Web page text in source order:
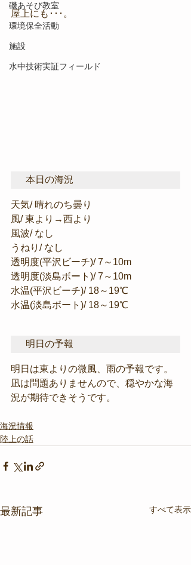
磯あそび教室
環境保全活動
施設
水中技術実証フィールド
屋上にも･･･。
本日の海況
天気/ 晴れのち曇り
風/ 東より→西より
風波/ なし
うねり/ なし
透明度(平沢ビーチ)/ 7～10m
透明度(淡島ボート)/ 7～10m
水温(平沢ビーチ)/ 18～19℃
水温(淡島ボート)/ 18～19℃
明日の予報
明日は東よりの微風、雨の予報です。
凪は問題ありませんので、穏やかな海
況が期待できそうです。
海況情報
陸上の話
最新記事 すべて表示